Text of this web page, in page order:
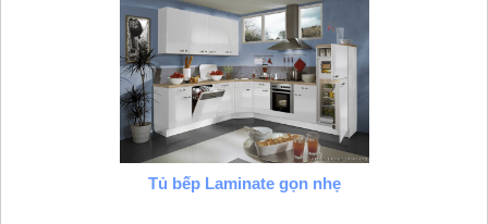
Tủ bếp Laminate gọn nhẹ